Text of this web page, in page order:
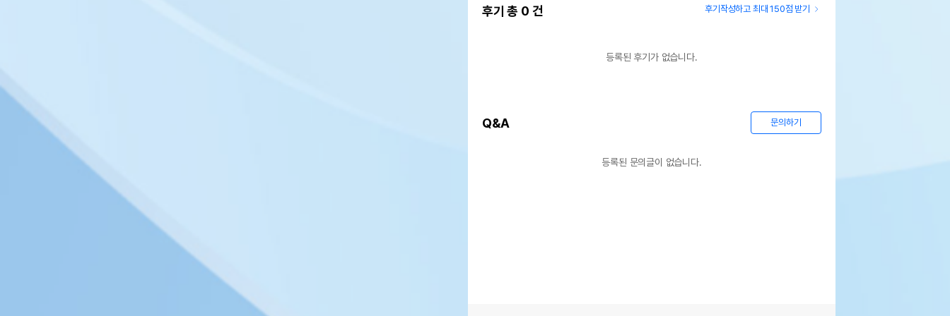
후기 총 0 건 후기작성하고 최대 150점 받기
등록된 후기가 없습니다.
Q&A 문의하기
등록된 문의글이 없습니다.